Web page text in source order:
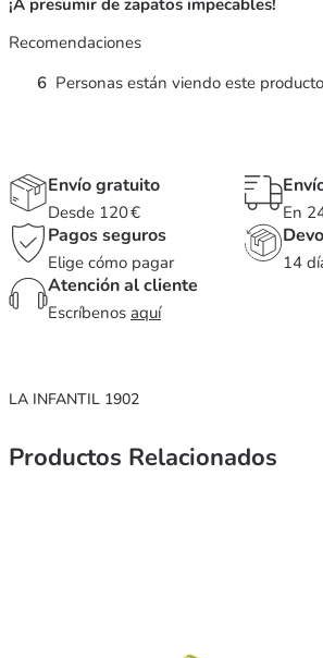
¡A presumir de zapatos impecables!
Recomendaciones
6 Personas están viendo este
Envío gratuito
Desde 120 € En
Pagos seguros
Elige cómo pagar 14
Atención al cliente
Escríbenos aquí
LA INFANTIL 1902
Productos Relacionados